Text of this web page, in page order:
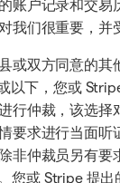
账户记录和交易
我们很重要，并
或双方同意的其
以下，您或
行仲裁，该选择
要求进行当面听
非仲裁员另有要
您或 Stripe 提出